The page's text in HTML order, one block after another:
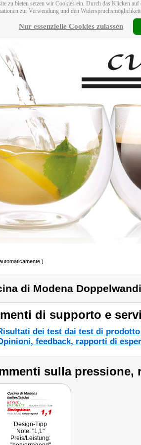
zu bieten setzen wir Cookies ein. Durch das Klicken
zur Verwendung und den
Nur essenzielle Cookies zulassen
di Modena
di supporto e
dei test dai test di
feedback, rapporti di
sulla pressione,
Design-Tipp
Note: "1,1"
Preis/Leistung: